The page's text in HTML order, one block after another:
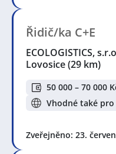
Řidič/ka C+E
ECOLOGISTICS,
Lovosice(29 km)
50 000 – 70 000
Vhodné také pro
Zveřejněno: 23.